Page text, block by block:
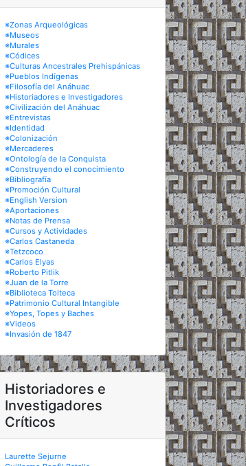
※Zonas Arqueológicas
※Museos
※Murales
※Códices
※Culturas Ancestrales Prehispánicas
※Pueblos Indígenas
※Filosofía del Anáhuac
※Historiadores e Investigadores
※Civilización del Anáhuac
※Entrevistas
※Identidad
※Colonización
※Mercaderes
※Ontología de la Conquista
※Construyendo el conocimiento
※Bibliografía
※Promoción Cultural
※English Version
※Aportaciones
※Notas de Prensa
※Cursos y Actividades
※Carlos Castaneda
※Tetzcoco
※Carlos Elyas
※Roberto Pitlik
※Juan de la Torre
※Biblioteca Tolteca
※Patrimonio Cultural Intangible
※Yopes, Topes y Baches
※Videos
※Invasión de 1847
Historiadores e
Investigadores
Críticos
Laurette Sejurne